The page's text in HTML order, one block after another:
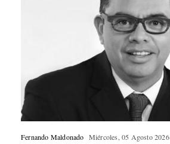
Fernando Maldonado Miércoles, 05 Agosto 2026